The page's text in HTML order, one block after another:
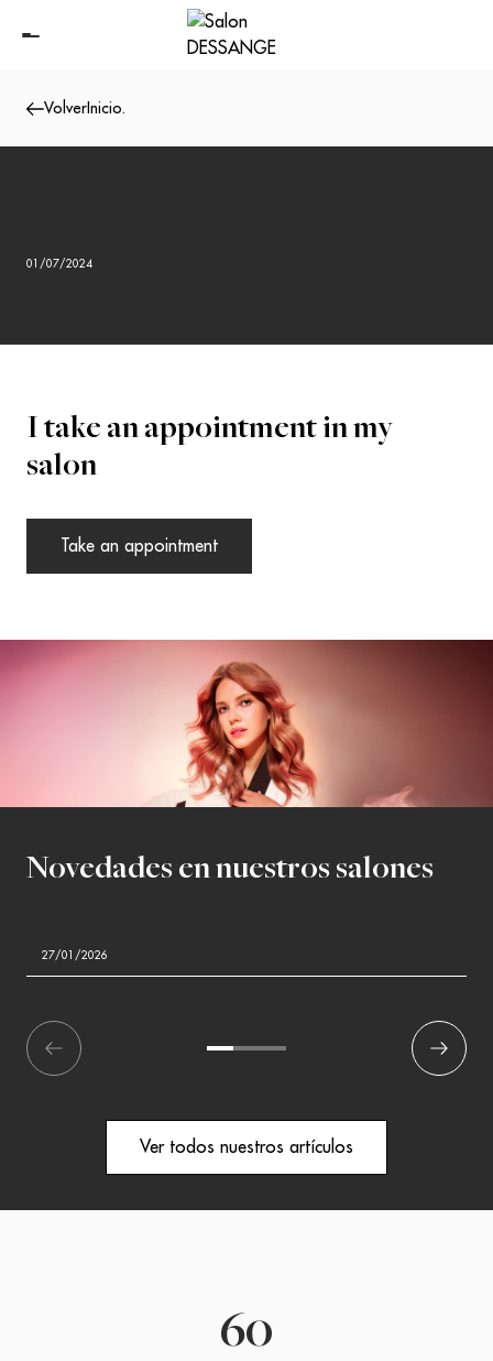
Volver Inicio.
01/07/2024
I take an appointment in my
salon
Take an appointment
Novedades en nuestros salones
27/01/2026
Suivant
Ver todos nuestros artículos
60